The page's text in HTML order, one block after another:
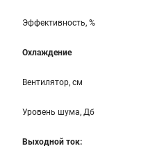
Эффективность, %
Охлаждение
Вентилятор, см
Уровень шума, Дб
Выходной ток: